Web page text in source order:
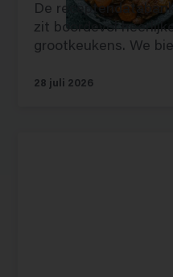
De
zit boordevol
grootkeukens. We
28 juli 2026